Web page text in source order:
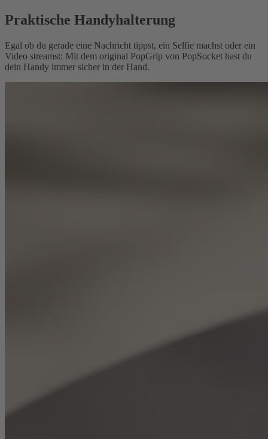
Praktische Handyhalterung
Egal ob du gerade eine Nachricht tippst, ein Selfie machst oder ein
Video streamst: Mit dem original PopGrip von PopSocket hast du
dein Handy immer sicher in der Hand.